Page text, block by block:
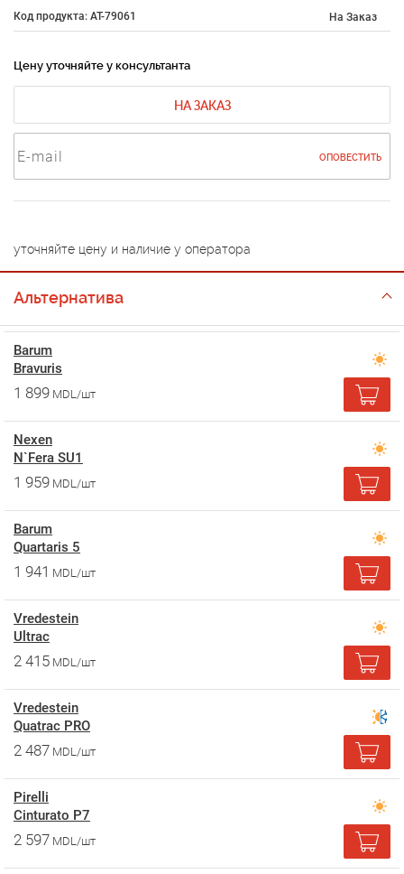
Код продукта: AT-79061 На Заказ
Цену уточняйте у консультанта
НА ЗАКАЗ
ОПОВЕСТИТЬ
уточняйте цену и наличие у оператора
Альтернатива
Barum
Bravuris
1 899 MDL/шт
Nexen
N`Fera SU1
1 959 MDL/шт
Barum
Quartaris 5
1 941 MDL/шт
Vredestein
Ultrac
2 415 MDL/шт
Vredestein
Quatrac PRO
2 487 MDL/шт
Pirelli
Cinturato P7
2 597 MDL/шт